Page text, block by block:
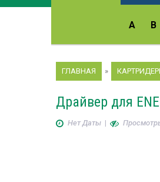
A B
ГЛАВНАЯ »
Драйвер для
Нет Даты |